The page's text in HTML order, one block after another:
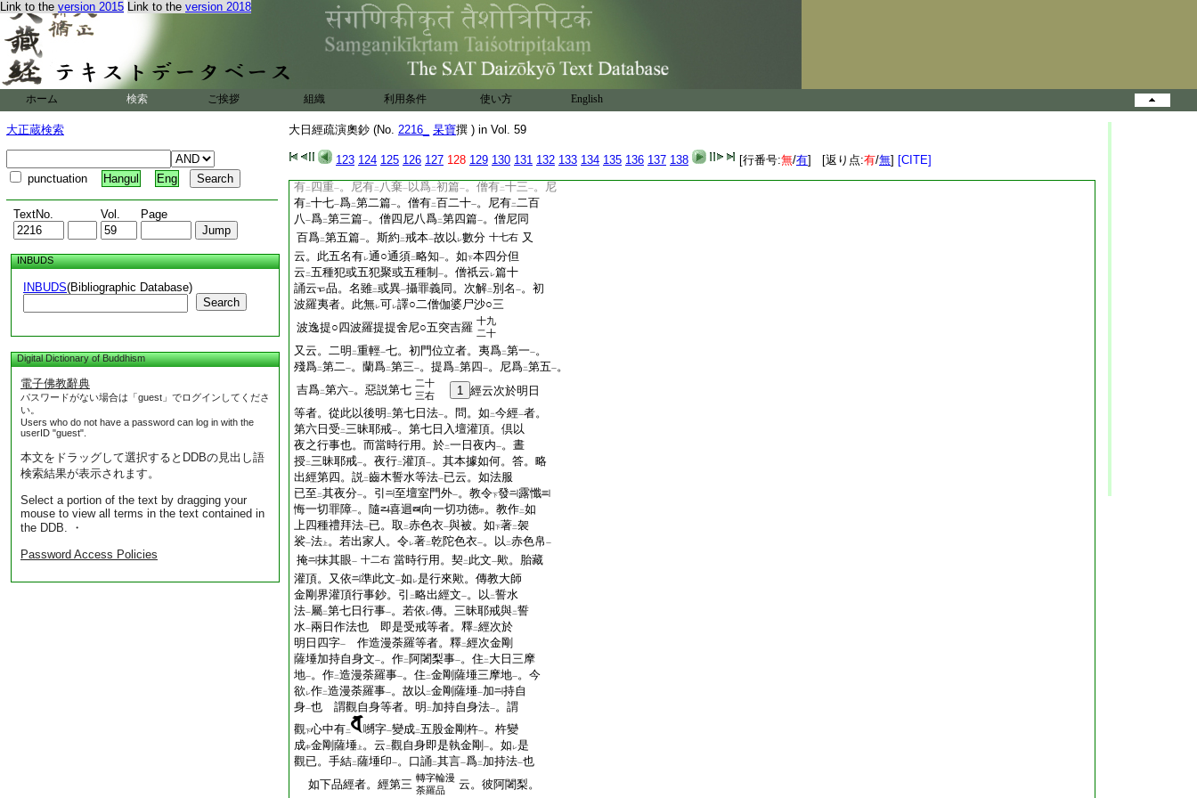
Link to the version 2015 Link to the version 2018
ホーム 検索 ご挨拶 組織 利用条件 使い方 English
大正蔵検索
punctuation Hangul Eng
TextNo. Vol. Page
INBUDS
INBUDS(Bibliographic Database)
Search
Digital Dictionary of Buddhism
電子佛教辭典
パスワードがない場合は「guest」でログインしてくださ
い。
Users who do not have a password can log in with the
userID "guest".
本文をドラッグして選択するとDDBの見出し語
検索結果が表示されます。
Select a portion of the text by dragging your
mouse to view all terms in the text contained in
the DDB. ・
Password Access Policies
大日經疏演奧鈔 (No. 2216_ 杲寶撰 ) in Vol. 59
123 124 125 126 127 128 129 130 131 132 133 134 135 136 137 138 [行番号:無/有] [返り点:有/無] [CITE]
。毘尼犍度其一也。問。上來所明。此戒是
諸戒本源。更無 過 之戒 。何上云 下
三世無障
礙智戒授二 結縁人 一。四重禁等授中 傳法機上。答。
三世無障礙戒者戒體。四重十重十善戒等
戒相有二通局一
。通者十
善戒。局者四重禁等也。義寂釋云。擧 一羯
磨一通被二七衆一至二於隨行一所持各異 可
レ準 知之一
一 五篇
南山 一下云。明 正果五篇 言 位立 者。僧
有二 四重一。尼有二 八棄一 以爲 二初篇一。僧有二十三一。尼
有二十七一爲二第二篇一。僧有二百二十一。尼有二二百
八一爲二第三篇一。僧四尼八爲二第四篇一。僧尼同
百爲二第五篇一。斯約 二戒本一故以 レ數分 十七右 又
云。此五名有レ通○通須二略知一。如下本四分但
云 二五種犯或五犯聚或五種制 一。僧祇云 レ篇十
誦云
品。名雖二或異一攝罪義同。次解二 別名 一。初
波羅夷者。此無レ可レ譯○二僧伽婆尸沙○三
波逸提○四波羅提提舍尼○五突吉羅 十九
二十
又云。二明 二重輕一七。初門位立者。夷爲二第一一。
殘爲二第二一。蘭爲二第三一。提爲二第四一。尼爲二第五一。
吉爲二第六一。惡説第七 二十
三右
1 經云次於明日
等者。從此以後明 二第七日法一。問。如 二今經一者。
第六日受 二三昧耶戒一。第七日入壇灌頂。倶以
夜之行事也。而當時行用。於二一日夜内一。晝
授二三昧耶戒一。夜行二灌頂一。其本據如何。答。略
出經第四。説二齒木誓水等法一已云。如法服
已至 二其夜分一。引 至壇室門外一。教令下發
露懺
悔一切罪障一。隨 喜迴 向一切功徳甲 。教作二如
上四種禮拜法一已。取 二赤色衣一與被。如下著二袈
裟一法 上 。若出家人。令レ著二乾陀色衣一。以 二赤色帛 一
掩 抹其眼一 十二右 當時行用。契二 此文一歟。胎藏
灌頂。又依
準此文一如 レ是行來歟。傳教大師
金剛界灌頂行事鈔。引
二略出經文一。以 二誓水
法一屬二第七日行事一。若依 レ傳。三昧耶戒與二誓
水一兩日作法也 即是受戒等者。釋二經次於
明日四字一 作造漫荼羅等者。釋二經次金剛
薩埵加持自身文一。作二 阿闍梨事一。住 二 大日三摩
地一。作二造漫荼羅事一。住 二金剛薩埵三摩地一。今
欲 レ作二造漫荼羅事一。故以 二金剛薩埵一加
持自
身一也 謂觀自身等者。明 二 加持自身法一。謂
觀下心中有二 嚩字一變成二五股金剛杵一。杵變
成中金剛薩埵 上 。云 二觀自身即是執金剛 一。如 レ是
觀已。手結二薩埵印一。口誦二其言一爲二 加持法一也
如下品經者。經第三 轉字輪漫
荼羅品
云。彼阿闍梨。